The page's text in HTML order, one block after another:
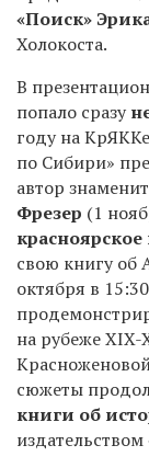
«Поиск»
Холокоста.
В
попало сразу
году на
по Сибири»
автор
Фрезер (1
свою книгу об
октября в
на рубежеXIX-
сюжеты
книги об